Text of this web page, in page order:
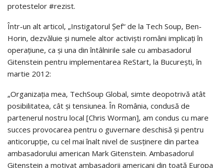
protestelor #rezist.
Într-un alt articol, „Instigatorul Şef“ de la Tech Soup, Ben-
Horin, dez­văluie şi numele altor activişti români implicaţi în
operaţiune, ca şi una din întâlnirile sale cu ambasadorul
Gitenstein pentru implementarea ReStart, la Bucureşti, în
martie 2012:
„Organizaţia mea, TechSoup Global, simte deopotrivă atât
posi­bi­li­tatea, cât şi tensiunea. În România, condusă de
partenerul nostru local [Chris Worman], am condus cu mare
succes provocarea pentru o guver­nare deschisă şi pentru
anticorupţie, cu cel mai înalt nivel de susţinere din partea
ambasadorului american Mark Gitenstein. Ambasadorul
Gitenstein a motivat ambasadorii americani din toată Europa